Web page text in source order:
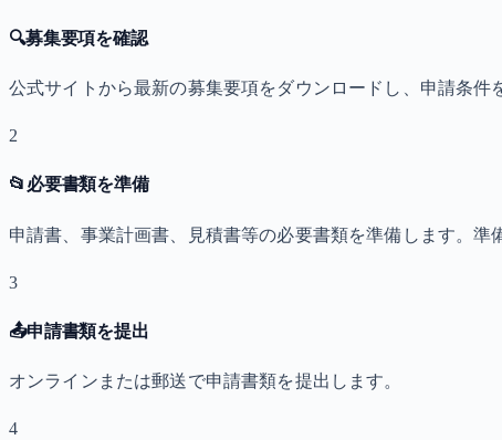
🔍募集要項を確認
公式サイトから最新の募集要項をダウンロードし、申請条件
2
📂 必要書類を準備
申請書、事業計画書、見積書等の必要書類を準備します。準
3
📤申請書類を提出
オンラインまたは郵送で申請書類を提出します。
4